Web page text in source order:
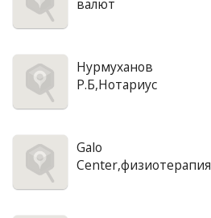
валют
Нурмуханов
Р.Б,Нотариус
Galo
Center,физиотерапия